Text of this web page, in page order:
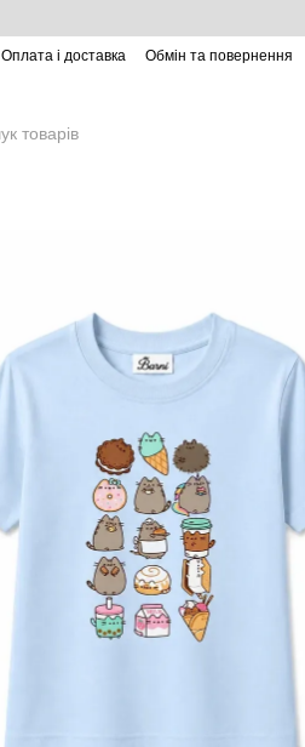
Оплата і доставка Обмін та повернення